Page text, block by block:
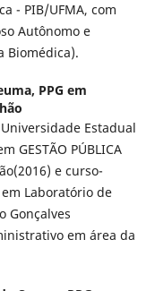
- PIB/UFMA, com
Autônomo e
Biomédica).
PPG em
Estadual
GESTÃO PÚBLICA
e curso-
Laboratório de
Gonçalves
em área da